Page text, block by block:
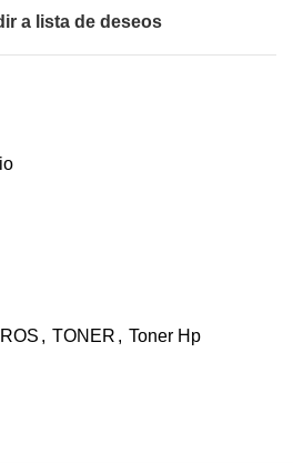
a lista de deseos
, TONER , Toner Hp